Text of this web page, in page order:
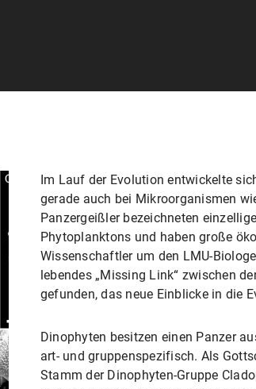
Im Lauf der Evolution entwickelte
gerade auch bei Mikroorganismen
Panzergeißler bezeichneten
Phytoplanktons und haben große
Wissenschaftler um den LMU-
lebendes „Missing Link“ zwischen
gefunden, das neue Einblicke in die
Dinophyten besitzen einen Panzer
art- und gruppenspezifisch. Als
Stamm der Dinophyten-Gruppe